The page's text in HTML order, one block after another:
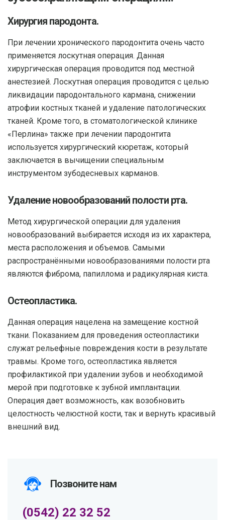
Хирургия пародонта.
При лечении хронического пародонтита очень часто
применяется лоскутная операция. Данная
хирургическая операция проводится под местной
анестезией. Лоскутная операция проводится с целью
ликвидации пародонтального кармана, снижении
атрофии костных тканей и удаление патологических
тканей. Кроме того, в стоматологической клинике
«Перлина» также при лечении пародонтита
используется хирургический кюретаж, который
заключается в вычищении специальным
инструментом зубодесневых карманов.
Удаление новообразований полости рта.
Метод хирургической операции для удаления
новообразований выбирается исходя из их характера,
места расположения и объемов. Самыми
распространёнными новообразованиями полости рта
являются фиброма, папиллома и радикулярная киста.
Остеопластика.
Данная операция нацелена на замещение костной
ткани. Показанием для проведения остеопластики
служат рельефные повреждения кости в результате
травмы. Кроме того, остеопластика является
профилактикой при удалении зубов и необходимой
мерой при подготовке к зубной имплантации.
Операция дает возможность, как возобновить
целостность челюстной кости, так и вернуть красивый
внешний вид.
Позвоните нам
(0542) 22 32 52